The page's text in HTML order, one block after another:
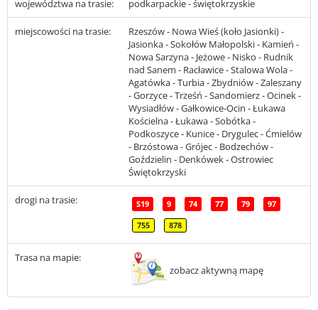
województwa na trasie: podkarpackie - świętokrzyskie
miejscowości na trasie:
Rzeszów - Nowa Wieś (koło Jasionki) -
Jasionka - Sokołów Małopolski - Kamień -
Nowa Sarzyna - Jeżowe - Nisko - Rudnik
nad Sanem - Racławice - Stalowa Wola -
Agatówka - Turbia - Zbydniów - Zaleszany
- Gorzyce - Trześń - Sandomierz - Ocinek -
Wysiadłów - Gałkowice-Ocin - Łukawa
Kościelna - Łukawa - Sobótka -
Podkoszyce - Kunice - Drygulec - Ćmielów
- Brzóstowa - Grójec - Bodzechów -
Goździelin - Denkówek - Ostrowiec
Świętokrzyski
drogi na trasie: S19 9 74 77 79 97
755 878
Trasa na mapie:
zobacz aktywną mapę